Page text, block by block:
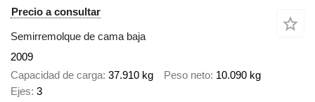
Precio a consultar
Semirremolque de cama baja
2009
Capacidad de carga 37.910 kg Peso neto 10.090 kg
Ejes 3